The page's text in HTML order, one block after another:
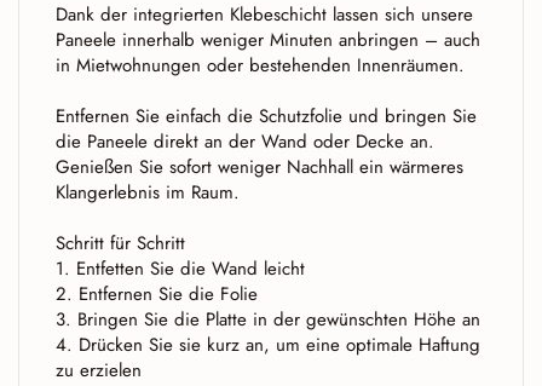
Dank der integrierten Klebeschicht lassen sich unsere
Paneele innerhalb weniger Minuten anbringen – auch
in Mietwohnungen oder bestehenden Innenräumen.
Entfernen Sie einfach die Schutzfolie und bringen Sie
die Paneele direkt an der Wand oder Decke an.
Genießen Sie sofort weniger Nachhall ein wärmeres
Klangerlebnis im Raum.
Schritt für Schritt
1. Entfetten Sie die Wand leicht
2. Entfernen Sie die Folie
3. Bringen Sie die Platte in der gewünschten Höhe an
4. Drücken Sie sie kurz an, um eine optimale Haftung
zu erzielen